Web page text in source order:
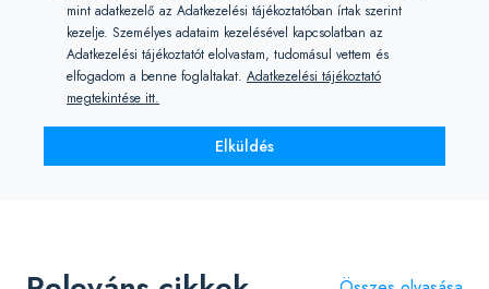
mint adatkezelő az Adatkezelési tájékoztatóban írtak szerint
kezelje. Személyes adataim kezelésével kapcsolatban az
Adatkezelési tájékoztatót elolvastam, tudomásul vettem és
elfogadom a benne foglaltakat. Adatkezelési tájékoztató
megtekintése itt.
Elküldés